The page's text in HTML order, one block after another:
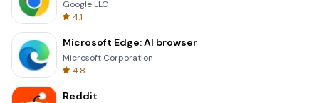
Google LLC
4.1
Microsoft Edge: AI browser
Microsoft Corporation
4.8
Reddit